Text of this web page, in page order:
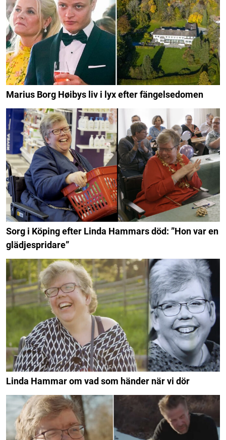
Marius Borg Høibys liv i lyx efter fängelsedomen
Sorg i Köping efter Linda Hammars död: ”Hon var en
glädjespridare”
Linda Hammar om vad som händer när vi dör